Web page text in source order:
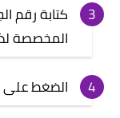
كتابة رقم
المخصصة
الضغط على